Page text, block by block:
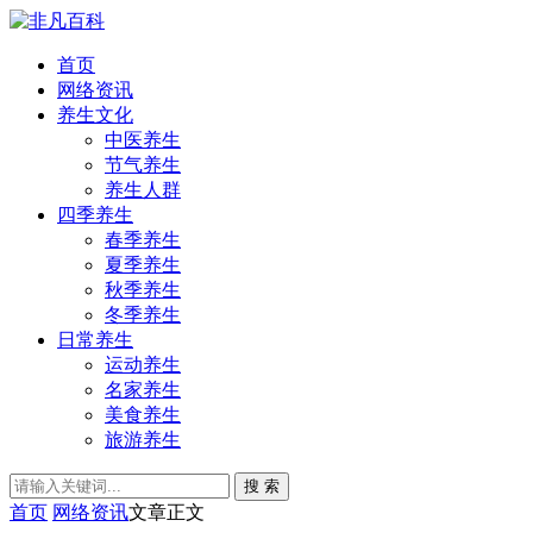
首页
网络资讯
养生文化
中医养生
节气养生
养生人群
四季养生
春季养生
夏季养生
秋季养生
冬季养生
日常养生
运动养生
名家养生
美食养生
旅游养生
搜 索
首页 网络资讯文章正文